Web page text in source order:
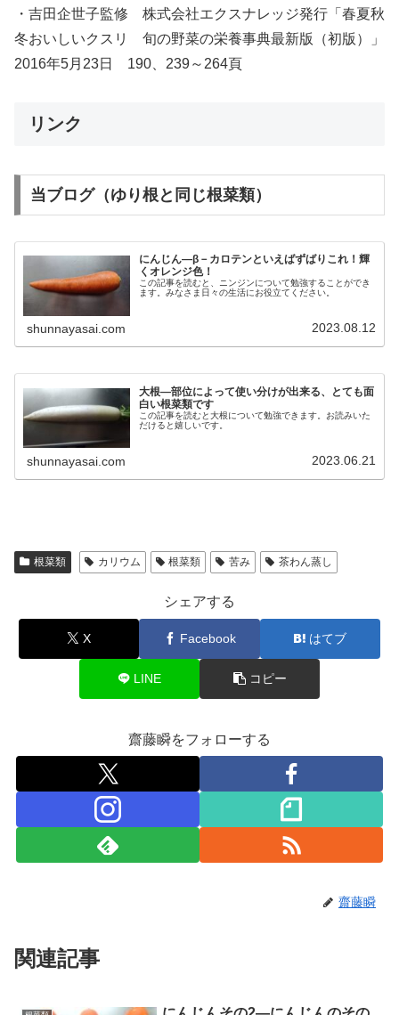
・吉田企世子監修 株式会社エクスナレッジ発行「春夏秋
冬おいしいクスリ 旬の野菜の栄養事典最新版（初版）」
2016年5月23日 190、239～264頁
リンク
当ブログ（ゆり根と同じ根菜類）
にんじん―β－カロテンといえばずばりこれ！輝
くオレンジ色！
この記事を読むと、ニンジンについて勉強することができ
ます。みなさま日々の生活にお役立てください。
shunnayasai.com 2023.08.12
大根―部位によって使い分けが出来る、とても面
白い根菜類です
この記事を読むと大根について勉強できます。お読みいた
だけると嬉しいです。
shunnayasai.com 2023.06.21
根菜類 カリウム 根菜類 苦み 茶わん蒸し
シェアする
X Facebook はてブ
LINE コピー
齋藤瞬をフォローする
齋藤瞬
関連記事